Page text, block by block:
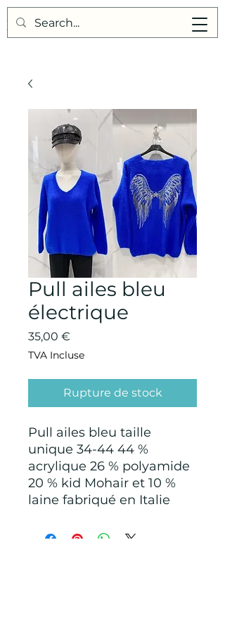
Points de Suture
Pull ailes bleu
électrique
35,00 €
TVA Incluse
Rupture de stock
Pull ailes bleu taille
unique 34-44 44 %
acrylique 26 % polyamide
20 % kid Mohair et 10 %
laine fabriqué en Italie